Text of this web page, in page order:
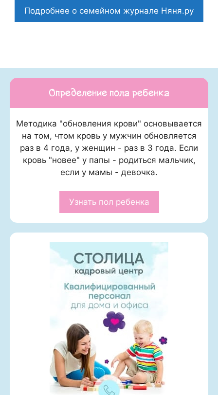
Подробнее о семейном журнале Няня.ру
Определение пола ребенка
Методика "обновления крови" основывается
на том, чтом кровь у мужчин обновляется
раз в 4 года, у женщин - раз в 3 года. Если
кровь "новее" у папы - родиться мальчик,
если у мамы - девочка.
Узнать пол ребенка